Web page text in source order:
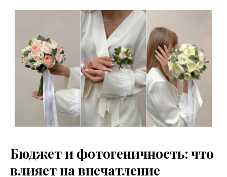
Бюджет и фотогеничность: что
влияет на впечатление